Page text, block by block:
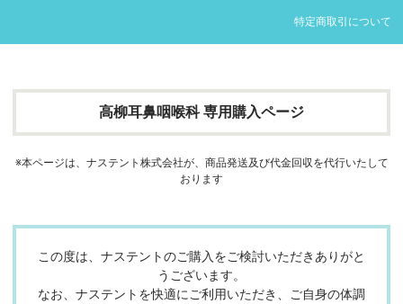
特定商取引について
高柳耳鼻咽喉科 専用購入ページ
※本ページは、ナステント株式会社が、商品発送及び代金回収を代行いたして
おります
この度は、ナステントのご購入をご検討いただきありがと
うございます。
なお、ナステントを快適にご利用いただき、ご自身の体調